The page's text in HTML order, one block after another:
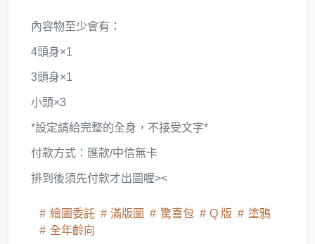
內容物至少會有：
4頭身×1
3頭身×1
小頭×3
*設定請給完整的全身，不接受文字*
付款方式：匯款/中信無卡
排到後須先付款才出圖喔><
繪圖委託 滿版圖 驚喜包 Q 版
塗鴉
全年齡向